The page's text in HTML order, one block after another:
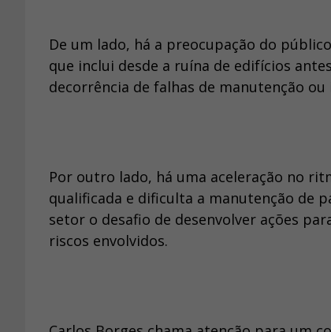
De um lado, há a preocupação do
que inclui desde a ruína de edifícios
decorrência de falhas de manutenção
Por outro lado, há uma aceleração no
qualificada e dificulta a manutenção de
setor o desafio de desenvolver ações
riscos envolvidos.